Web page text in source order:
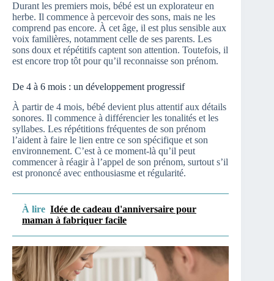
Durant les premiers mois, bébé est un explorateur en
herbe. Il commence à percevoir des sons, mais ne les
comprend pas encore. À cet âge, il est plus sensible aux
voix familières, notamment celle de ses parents. Les
sons doux et répétitifs captent son attention. Toutefois, il
est encore trop tôt pour qu’il reconnaisse son prénom.
De 4 à 6 mois : un développement progressif
À partir de 4 mois, bébé devient plus attentif aux détails
sonores. Il commence à différencier les tonalités et les
syllabes. Les répétitions fréquentes de son prénom
l’aident à faire le lien entre ce son spécifique et son
environnement. C’est à ce moment-là qu’il peut
commencer à réagir à l’appel de son prénom, surtout s’il
est prononcé avec enthousiasme et régularité.
À lire Idée de cadeau d'anniversaire pour
maman à fabriquer facile